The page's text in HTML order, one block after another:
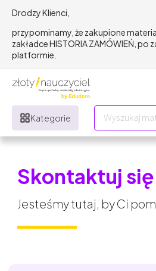
Drodzy Klienci,
przypominamy, że zakupione
zakładce HISTORIA ZAMÓWIEŃ, po
platformie.
Kategorie
Skontaktuj się
Jesteśmy tutaj, by Ci